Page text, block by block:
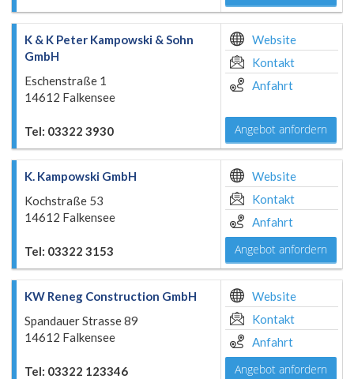
K & K Peter Kampowski & Sohn
GmbH
Eschenstraße 1
14612 Falkensee
Tel: 03322 3930
Website
Kontakt
Anfahrt
Angebot anfordern
K. Kampowski GmbH
Kochstraße 53
14612 Falkensee
Tel: 03322 3153
Website
Kontakt
Anfahrt
Angebot anfordern
KW Reneg Construction GmbH
Spandauer Strasse 89
14612 Falkensee
Tel: 03322 123346
Website
Kontakt
Anfahrt
Angebot anfordern